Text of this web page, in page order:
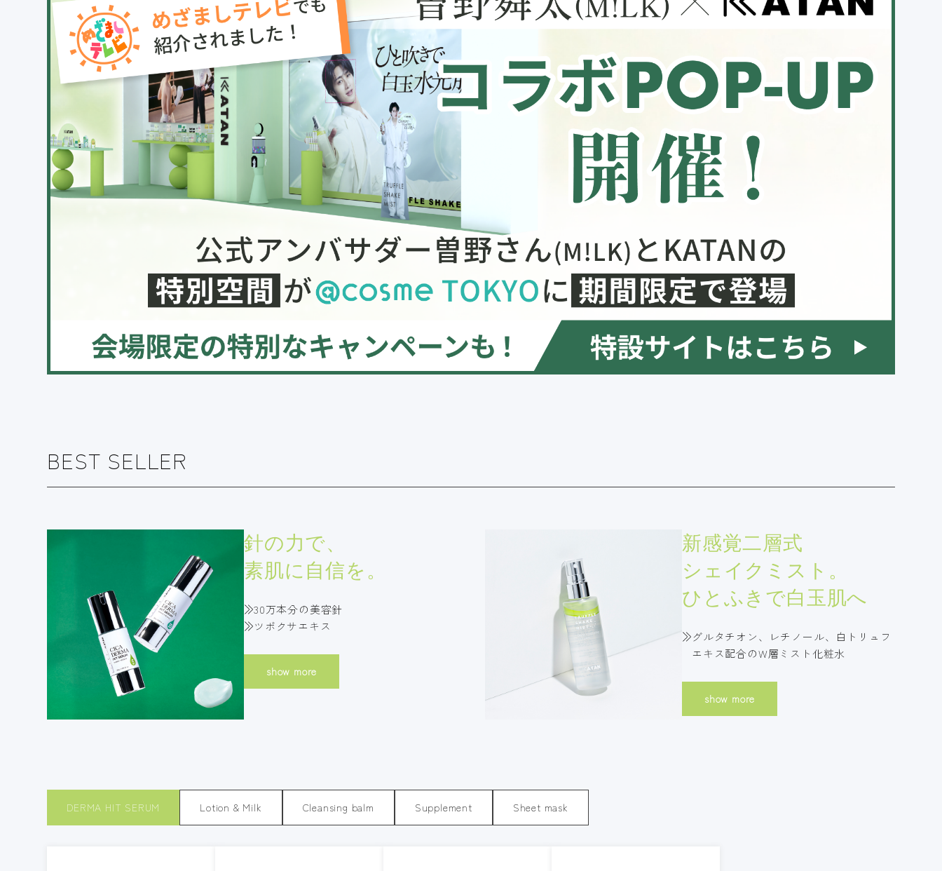
BEST SELLER
針の力で、
素肌に自信を。
30万本分の美容針
ツボクサエキス
show more
新感覚二層式
シェイクミスト。
ひとふきで白玉肌へ
グルタチオン、レチノール、白トリュフ
エキス配合のW層ミスト化粧水
show more
DERMA HIT SERUM Lotion & Milk Cleansing balm Supplement Sheet mask